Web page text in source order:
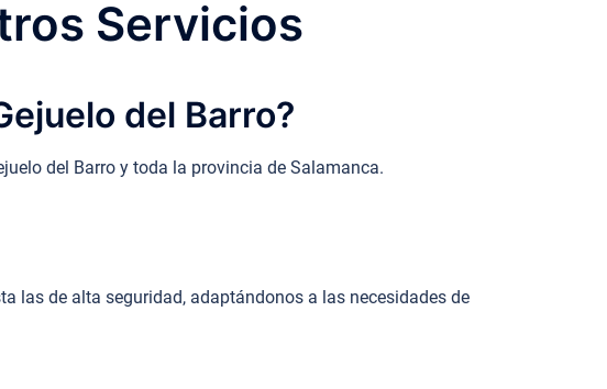
Servicios
del Barro?
del Barro y toda la provincia de Salamanca.
las de alta seguridad, adaptándonos a las necesidades de